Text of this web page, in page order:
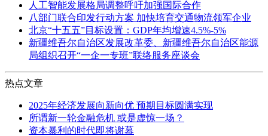
人工智能发展格局调整呼吁加强国际合作
八部门联合印发行动方案 加快培育交通物流领军企业
北京“十五五”目标设置：GDP年均增速4.5%-5%
新疆维吾尔自治区发展改革委、新疆维吾尔自治区能源
局组织召开“一企一专班”联络服务座谈会
热点文章
2025年经济发展向新向优 预期目标圆满实现
所谓新一轮金融危机 或是虚惊一场？
资本暴利的时代即将谢幕